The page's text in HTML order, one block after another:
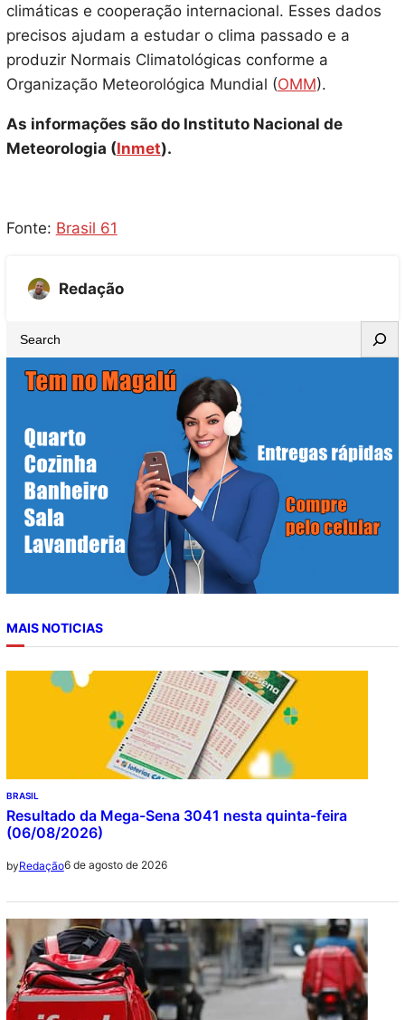
climáticas e cooperação internacional. Esses dados
precisos ajudam a estudar o clima passado e a
produzir Normais Climatológicas conforme a
Organização Meteorológica Mundial (OMM).
As informações são do Instituto Nacional de
Meteorologia (Inmet).
Fonte: Brasil 61
Redação
e
MAIS NOTICIAS
BRASIL
Resultado da Mega-Sena 3041 nesta quinta-feira
(06/08/2026)
byRedação6 de agosto de 2026